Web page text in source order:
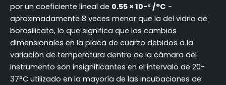
por un coeficiente lineal de 0.55 × 10-⁶ /°C -
aproximadamente 8 veces menor que la del vidrio de
borosilicato, lo que significa que los cambios
dimensionales en la placa de cuarzo debidos a la
variación de temperatura dentro de la cámara del
instrumento son insignificantes en el intervalo de 20-
37°C utilizado en la mayoría de las incubaciones de